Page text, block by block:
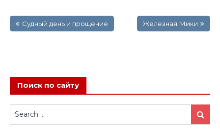
по Судный день и прощение Железная Мики
Поиск по сайту
Search
for:
Search